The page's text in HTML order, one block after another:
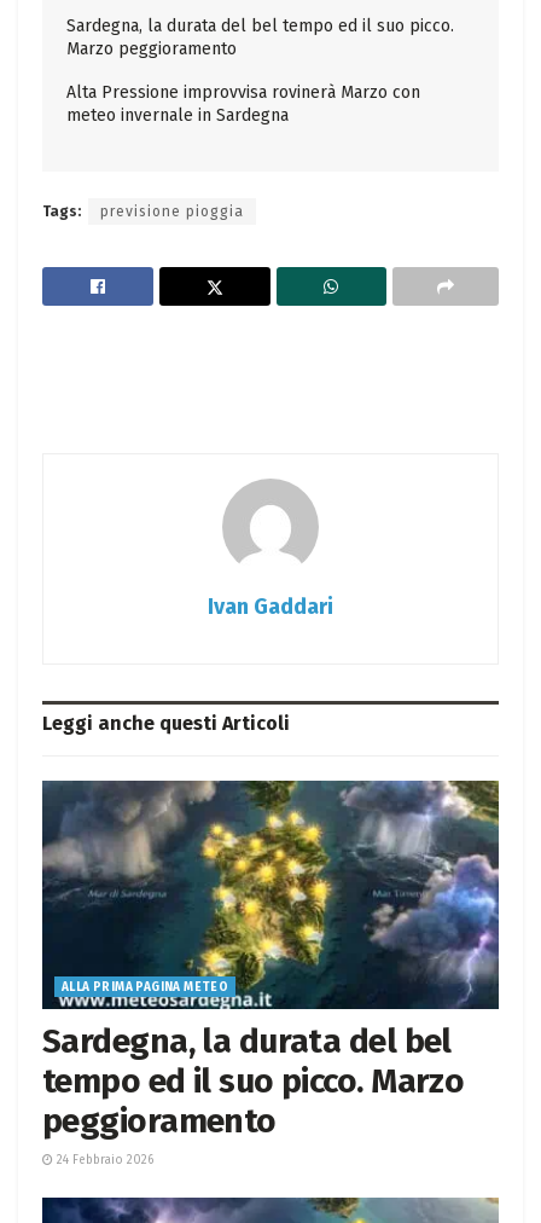
Sardegna, la durata del bel tempo ed il suo picco.
Marzo peggioramento
Alta Pressione improvvisa rovinerà Marzo con
meteo invernale in Sardegna
Tags: previsione pioggia
Ivan Gaddari
Leggi anche questi Articoli
ALLA PRIMA PAGINA METEO
Sardegna, la durata del bel
tempo ed il suo picco. Marzo
peggioramento
24 Febbraio 2026